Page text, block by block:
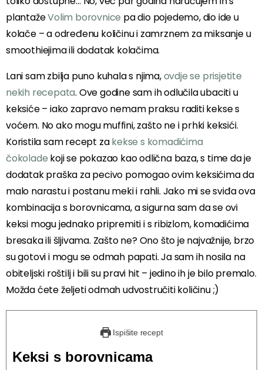
plantažeVolim borovnice pa dio pojedemo, dio ide u
kolače – a određenu količinu i zamrznem za miksanje u
smoothiejima ili dodatak kolačima.
Lani sam zbilja puno kuhala s njima,ovdje se prisjetite
nekih recepata. Ove godine sam ih odlučila ubaciti u
keksiće – iako zapravo nemam praksu raditi kekse s
voćem. No ako mogu muffini, zašto ne i prhki keksići.
Koristila sam recept zakekse s komadićima
čokolade koji se pokazao kao odlična baza, s time da je
dodatak praška za pecivo pomogao ovim keksićima da
malo narastu i postanu meki i rahli. Jako mi se sviđa ova
kombinacija s borovnicama, a sigurna sam da se ovi
keksi mogu jednako pripremiti i s ribizlom, komadićima
bresaka ili šljivama. Zašto ne? Ono što je najvažnije, brzo
su gotovi i mogu se odmah papati. Ja sam ih nosila na
obiteljski roštilj i bili su pravi hit – jedino ih je bilo premalo.
Možda ćete željeti odmah udvostručiti količinu ;)
Ispišite recept
Keksi s borovnicama